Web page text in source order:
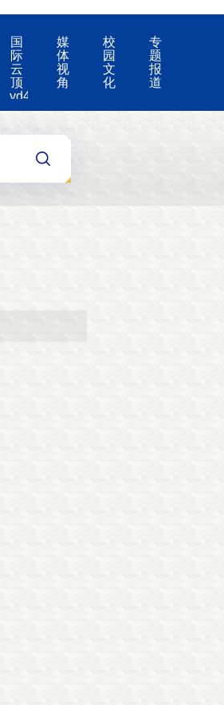
国
际
云
顶
yd4008
的
告
媒
体
视
角
校
园
文
化
专
题
报
道